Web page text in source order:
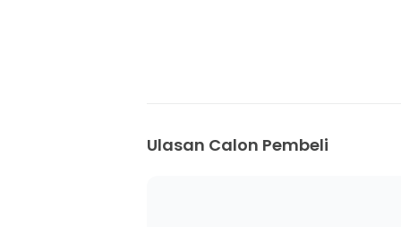
Ulasan Calon Pembeli